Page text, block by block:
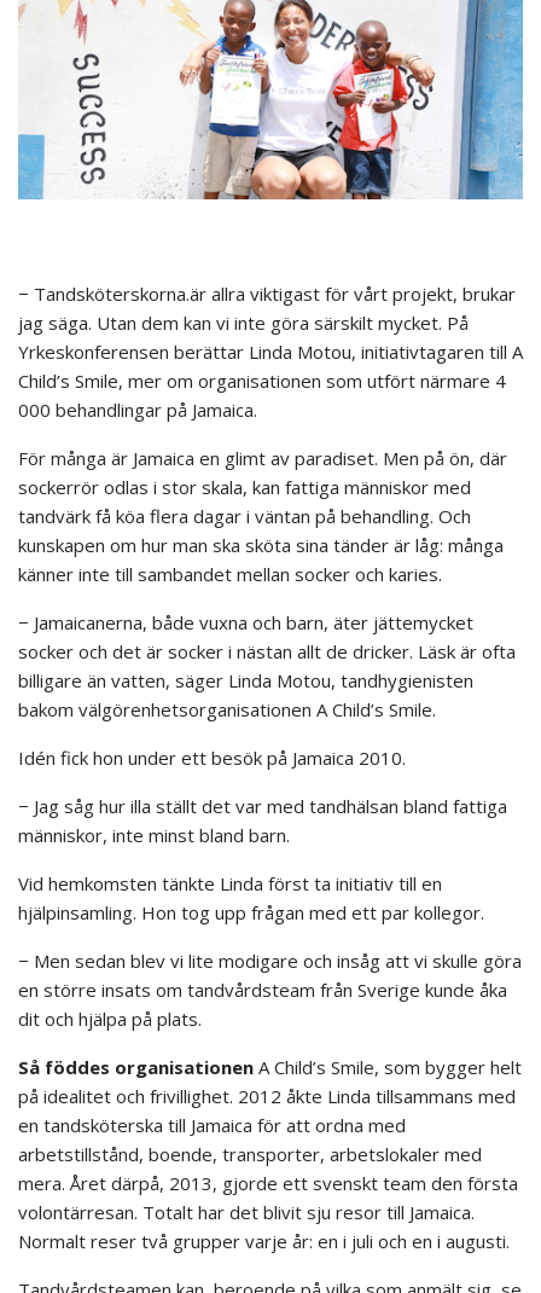
− Tandsköterskorna.är allra viktigast för vårt projekt, brukar
jag säga. Utan dem kan vi inte göra särskilt mycket. På
Yrkeskonferensen berättar Linda Motou, initiativtagaren till A
Child’s Smile, mer om organisationen som utfört närmare 4
000 behandlingar på Jamaica.
För många är Jamaica en glimt av paradiset. Men på ön, där
sockerrör odlas i stor skala, kan fattiga människor med
tandvärk få köa flera dagar i väntan på behandling. Och
kunskapen om hur man ska sköta sina tänder är låg: många
känner inte till sambandet mellan socker och karies.
− Jamaicanerna, både vuxna och barn, äter jättemycket
socker och det är socker i nästan allt de dricker. Läsk är ofta
billigare än vatten, säger Linda Motou, tandhygienisten
bakom välgörenhetsorganisationen A Child’s Smile.
Idén fick hon under ett besök på Jamaica 2010.
− Jag såg hur illa ställt det var med tandhälsan bland fattiga
människor, inte minst bland barn.
Vid hemkomsten tänkte Linda först ta initiativ till en
hjälpinsamling. Hon tog upp frågan med ett par kollegor.
− Men sedan blev vi lite modigare och insåg att vi skulle göra
en större insats om tandvårdsteam från Sverige kunde åka
dit och hjälpa på plats.
Så föddes organisationen A Child’s Smile, som bygger helt
på idealitet och frivillighet. 2012 åkte Linda tillsammans med
en tandsköterska till Jamaica för att ordna med
arbetstillstånd, boende, transporter, arbetslokaler med
mera. Året därpå, 2013, gjorde ett svenskt team den första
volontärresan. Totalt har det blivit sju resor till Jamaica.
Normalt reser två grupper varje år: en i juli och en i augusti.